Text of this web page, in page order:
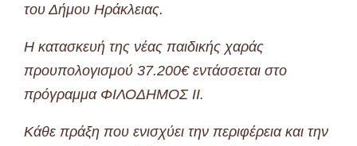
του Δήμου Ηράκλειας.
Η κατασκευή της νέας παιδικής χαράς
προυπολογισμού 37.200€ εντάσσεται στο
πρόγραμμα ΦΙΛΟΔΗΜΟΣ ΙΙ.
Κάθε πράξη που ενισχύει την περιφέρεια και την